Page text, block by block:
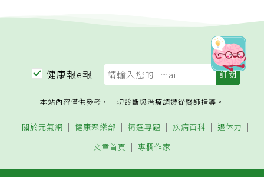
健康報e報
本站內容僅供參考，一切診斷與治療請遵從醫師指導。
關於元氣網 健康聚樂部 精選專題 疾病百科
退休力
文章首頁
專欄作家